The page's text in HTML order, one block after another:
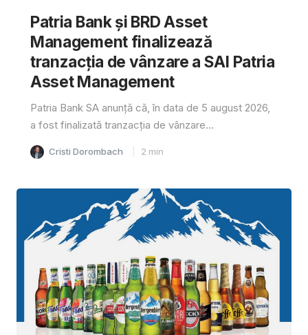
Patria Bank și BRD Asset
Management finalizează
tranzacția de vânzare a SAI Patria
Asset Management
Patria Bank SA anunță că, în data de 5 august 2026,
a fost finalizată tranzacția de vânzare...
Cristi Dorombach 2 min